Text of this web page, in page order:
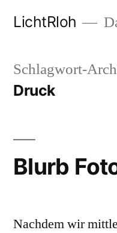
LichtRloh
Schlagwort-
Druck
Blurb
Nachdem wir